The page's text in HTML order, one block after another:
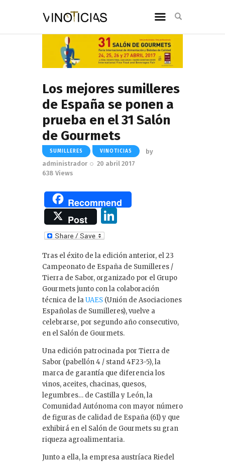
Los mejores sumilleres
de España se ponen a
prueba en el 31 Salón
de Gourmets
SUMILLERES VINOTICIAS
by
administrador
20 abril 2017
638 Views
Recommend
Post
k
e
dI
n
Tras el éxito de la edición anterior, el 23
Campeonato de España de Sumilleres /
Tierra de Sabor, organizado por el Grupo
Gourmets junto con la colaboración
técnica de laUAES (Unión de Asociaciones
Españolas de Sumilleres), vuelve a
celebrarse, por segundo año consecutivo,
en el Salón de Gourmets.
Una edición patrocinada por Tierra de
Sabor (pabellón 4 / stand 4F23-5), la
marca de garantía que diferencia los
vinos, aceites, chacinas, quesos,
legumbres… de Castilla y León, la
Comunidad Autónoma con mayor número
de figuras de calidad de España (61) y que
exhibirá en el Salón de Gourmets su gran
riqueza agroalimentaria.
Junto a ella, la empresa austríaca Riedel